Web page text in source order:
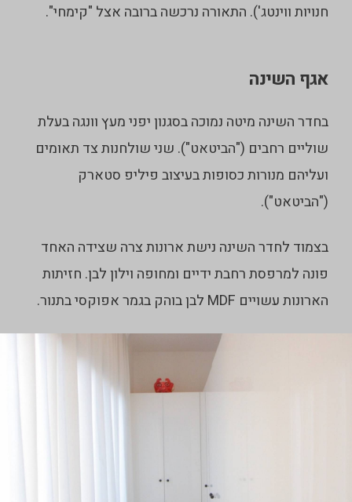
חנויות ווינטג'). התאורה נרכשה ברובה אצל "קימחי".
אגף השינה
בחדר השינה מיטה נמוכה בסגנון יפני מעץ וונגה בעלת
שוליים רחבים ("הביטאט"). שני שולחנות צד תאומים
ועליהם מנורות כסופות בעיצוב פיליפ סטארק
("הביטאט").
בצמוד לחדר השינה נישת ארונות צרה שצידה האחד
פונה למרפסת רחבת ידיים ומחופה וילון לבן. חזיתות
הארונות עשויים MDF לבן בוהק בגמר אפוקסי בתנור.